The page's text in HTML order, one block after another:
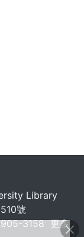
Library
號
3158更多